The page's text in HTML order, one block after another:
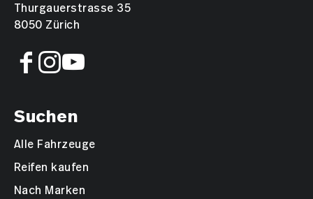
Thurgauerstrasse 35
8050 Zürich
Suchen
Alle Fahrzeuge
Reifen kaufen
Nach Marken